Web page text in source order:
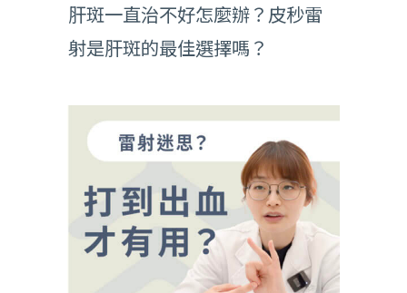
肝斑一直治不好怎麼辦？皮秒雷
射是肝斑的最佳選擇嗎？